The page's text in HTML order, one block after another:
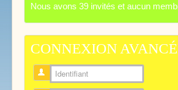
Nous avons 39 invités et aucun
CONNEXION
Identifiant